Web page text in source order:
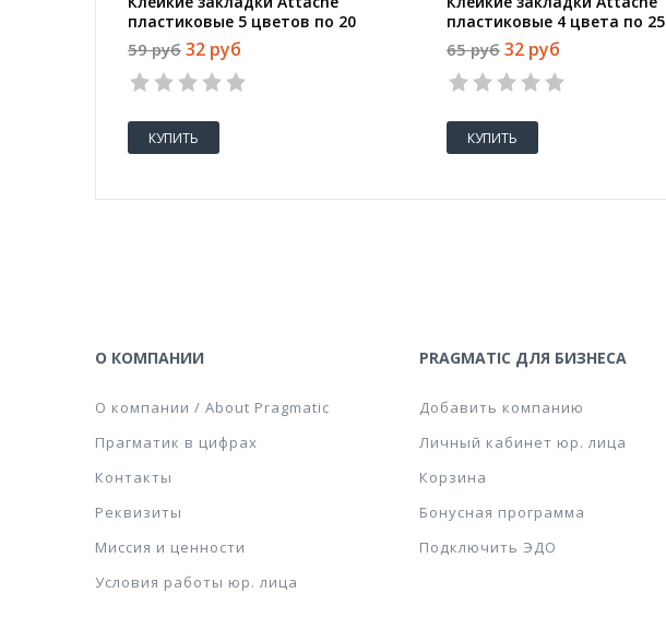
пластиковые 5 цветов по 20
листов 12х45 мм
59 руб 32 руб
КУПИТЬ
пластиковые 4 цвета по 25
листов 12х45 мм
65 руб 32 руб
КУПИТЬ
О КОМПАНИИ
О компании / About Pragmatic
Прагматик в цифрах
Контакты
Реквизиты
Миссия и ценности
Условия работы юр. лица
PRAGMATIC ДЛЯ БИЗНЕСА
Добавить компанию
Личный кабинет юр. лица
Корзина
Бонусная программа
Подключить ЭДО